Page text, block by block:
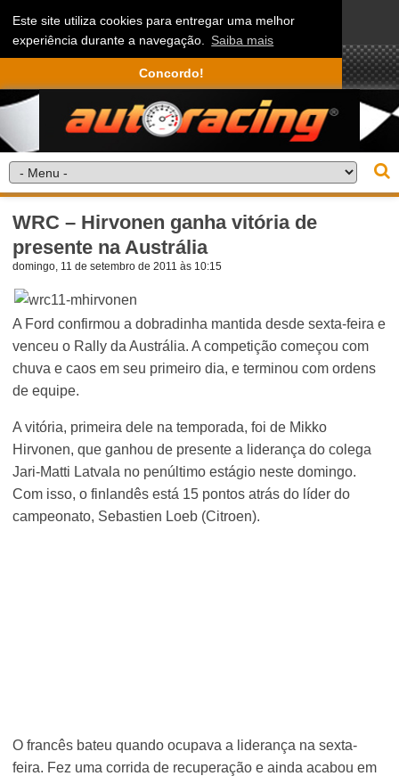
Este site utiliza cookies para entregar uma melhor
experiência durante a navegação. Saiba mais
Concordo!
WRC – Hirvonen ganha vitória de
presente na Austrália
domingo, 11 de setembro de 2011 às 10:15
A Ford confirmou a dobradinha mantida desde sexta-feira e
venceu o Rally da Austrália. A competição começou com
chuva e caos em seu primeiro dia, e terminou com ordens
de equipe.
A vitória, primeira dele na temporada, foi de Mikko
Hirvonen, que ganhou de presente a liderança do colega
Jari-Matti Latvala no penúltimo estágio neste domingo.
Com isso, o finlandês está 15 pontos atrás do líder do
campeonato, Sebastien Loeb (Citroen).
O francês bateu quando ocupava a liderança na sexta-
feira. Fez uma corrida de recuperação e ainda acabou em